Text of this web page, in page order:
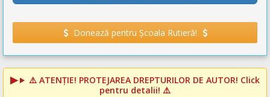
Donează pentru Școala Rutieră!
⚠️ ATENȚIE! PROTEJAREA DREPTURILOR DE AUTOR! Click
pentru detalii! ⚠️